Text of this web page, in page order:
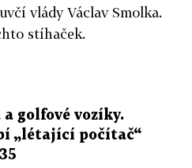
vlády Václav Smolka.
stíhaček.
golfové vozíky.
„létající počítač“